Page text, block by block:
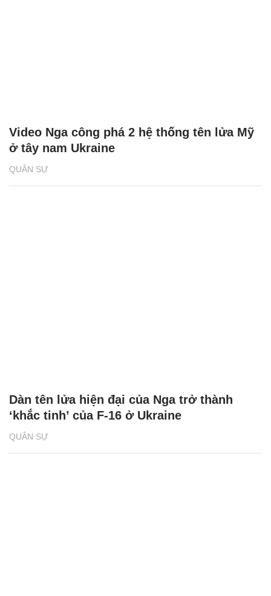
QUÂN SỰ
Video Nga công phá 2 hệ thống tên lửa Mỹ
ở tây nam Ukraine
QUÂN SỰ
Dàn tên lửa hiện đại của Nga trở thành
‘khắc tinh’ của F-16 ở Ukraine